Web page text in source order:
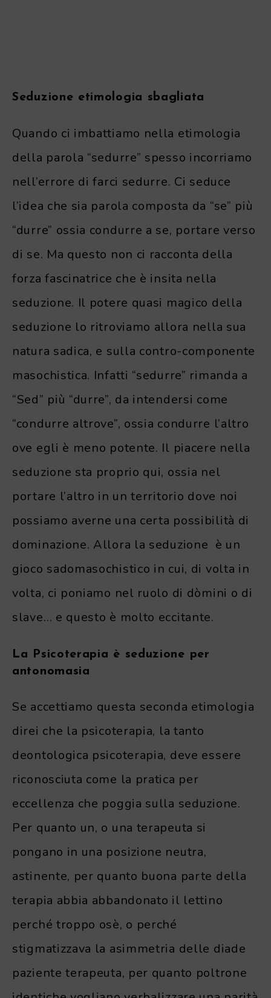
Seduzione etimologia sbagliata
Quando ci imbattiamo nella etimologia
della parola “sedurre” spesso incorriamo
nell’errore di farci sedurre. Ci seduce
l’idea che sia parola composta da “se” più
“durre” ossia condurre a se, portare verso
di se. Ma questo non ci racconta della
forza fascinatrice che è insita nella
seduzione. Il potere quasi magico della
seduzione lo ritroviamo allora nella sua
natura sadica, e sulla contro-componente
masochistica. Infatti “sedurre” rimanda a
“Sed” più “durre”, da intendersi come
“condurre altrove”, ossia condurre l’altro
ove egli è meno potente. Il piacere nella
seduzione sta proprio qui, ossia nel
portare l’altro in un territorio dove noi
possiamo averne una certa possibilità di
dominazione. Allora la seduzione è un
gioco sadomasochistico in cui, di volta in
volta, ci poniamo nel ruolo di dòmini o di
slave… e questo è molto eccitante.
La Psicoterapia è seduzione per
antonomasia
Se accettiamo questa seconda etimologia
direi che la psicoterapia, la tanto
deontologica psicoterapia, deve essere
riconosciuta come la pratica per
eccellenza che poggia sulla seduzione.
Per quanto un, o una terapeuta si
pongano in una posizione neutra,
astinente, per quanto buona parte della
terapia abbia abbandonato il lettino
perché troppo osè, o perché
stigmatizzava la asimmetria delle diade
paziente terapeuta, per quanto poltrone